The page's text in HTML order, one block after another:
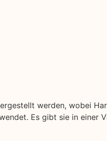
werden, wobei
Es gibt sie in einer